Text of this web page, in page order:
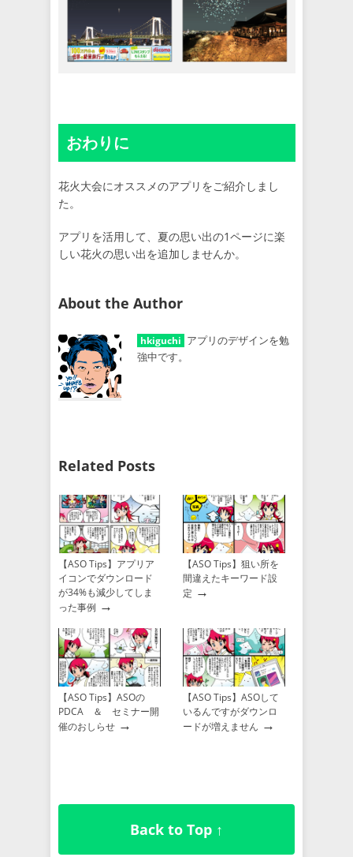
おわりに
花火大会にオススメのアプリをご紹介しまし
た。
アプリを活用して、夏の思い出の1ページに楽
しい花火の思い出を追加しませんか。
About the Author
hkiguchi アプリのデザインを勉
強中です。
Related Posts
【ASO Tips】アプリア
イコンでダウンロード
が34%も減少してしま
った事例 →
【ASO Tips】狙い所を
間違えたキーワード設
定 →
【ASO Tips】ASOの
PDCA ＆ セミナー開
催のおしらせ →
【ASO Tips】ASOして
いるんですがダウンロ
ードが増えません →
Back to Top ↑